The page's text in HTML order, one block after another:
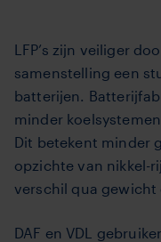
LFP’s zijn veiliger
samenstelling een
batterijen.
minder
Dit betekent minder
opzichte van nikkel-
verschil qua gewicht
DAF en VDL